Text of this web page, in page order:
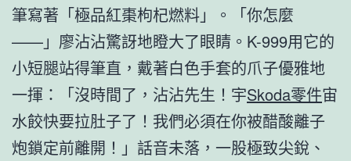
筆寫著「極品紅棗枸杞燃料」。「你怎麼
——」廖沾沾驚訝地瞪大了眼睛。K-999用它的
小短腿站得筆直，戴著白色手套的爪子優雅地
一揮：「沒時間了，沾沾先生！宇Skoda零件宙
水餃快要拉肚子了！我們必須在你被醋酸離子
炮鎖定前離開！」話音未落，一股極致尖銳、